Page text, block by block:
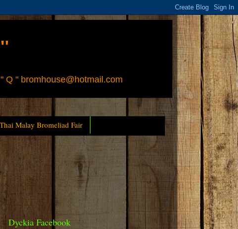
" bromhouse@hotmail.com
Thai Malay Bromeliad Fair
Dyckia Facebook